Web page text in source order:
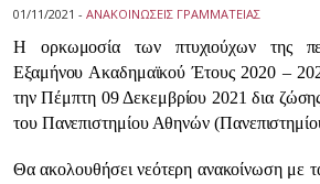
01/11/2021 - ΑΝΑΚΟΙΝΩΣΕΙΣ ΓΡΑΜΜΑΤΕΙΑΣ
Η ορκωμοσία των πτυχιούχων της
Εξαμήνου Ακαδημαϊκού Έτους 2020 –
την Πέμπτη 09 Δεκεμβρίου 2021 δια
του Πανεπιστημίου Αθηνών
Θα ακολουθήσει νεότερη ανακοίνωση με